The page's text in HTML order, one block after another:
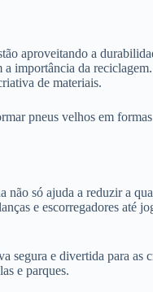
aproveitando a
a importância da
de materiais.
pneus velhos em
não só ajuda a reduzir a
e escorregadores até
segura e divertida para as
e parques.